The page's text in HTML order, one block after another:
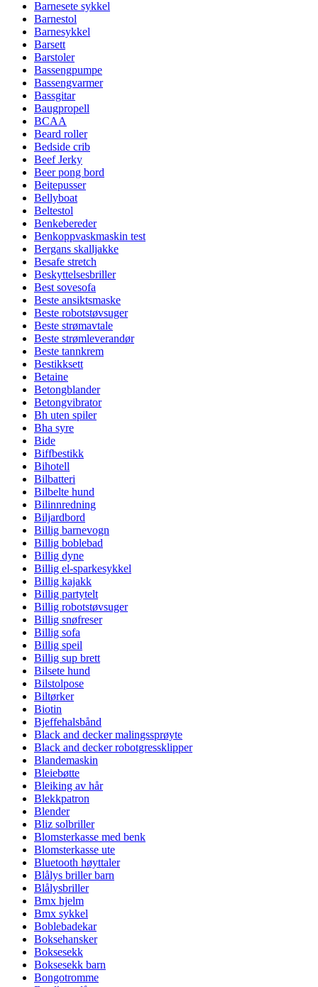
Barnesete sykkel
Barnestol
Barnesykkel
Barsett
Barstoler
Bassengpumpe
Bassengvarmer
Bassgitar
Baugpropell
BCAA
Beard roller
Bedside crib
Beef Jerky
Beer pong bord
Beitepusser
Bellyboat
Beltestol
Benkebereder
Benkoppvaskmaskin test
Bergans skalljakke
Besafe stretch
Beskyttelsesbriller
Best sovesofa
Beste ansiktsmaske
Beste robotstøvsuger
Beste strømavtale
Beste strømleverandør
Beste tannkrem
Bestikksett
Betaine
Betongblander
Betongvibrator
Bh uten spiler
Bha syre
Bide
Biffbestikk
Bihotell
Bilbatteri
Bilbelte hund
Bilinnredning
Biljardbord
Billig barnevogn
Billig boblebad
Billig dyne
Billig el-sparkesykkel
Billig kajakk
Billig partytelt
Billig robotstøvsuger
Billig snøfreser
Billig sofa
Billig speil
Billig sup brett
Bilsete hund
Bilstolpose
Biltørker
Biotin
Bjeffehalsbånd
Black and decker malingssprøyte
Black and decker robotgressklipper
Blandemaskin
Bleiebøtte
Bleiking av hår
Blekkpatron
Blender
Bliz solbriller
Blomsterkasse med benk
Blomsterkasse ute
Bluetooth høyttaler
Blålys briller barn
Blålysbriller
Bmx hjelm
Bmx sykkel
Boblebadekar
Boksehansker
Boksesekk
Boksesekk barn
Bongotromme